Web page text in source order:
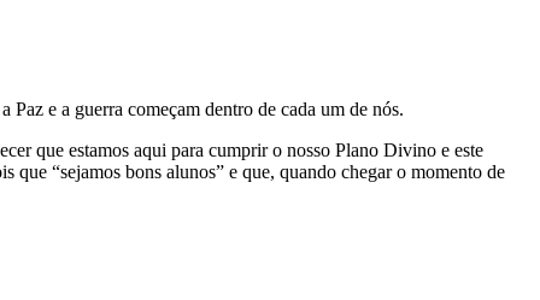
Paz e a guerra começam dentro de cada um de nós.
que estamos aqui para cumprir o nosso Plano Divino e este
que “sejamos bons alunos” e que, quando chegar o momento de